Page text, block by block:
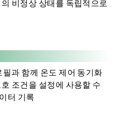
비정상 상태를 독립적으로
과 함께 온도 제어 동기화
조건을 설정에 사용할 수
터 기록